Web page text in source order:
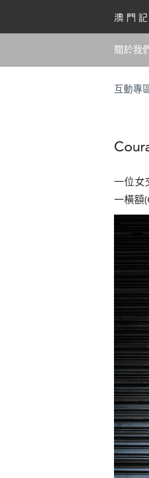
關於我
互動專
一位女
一橫額